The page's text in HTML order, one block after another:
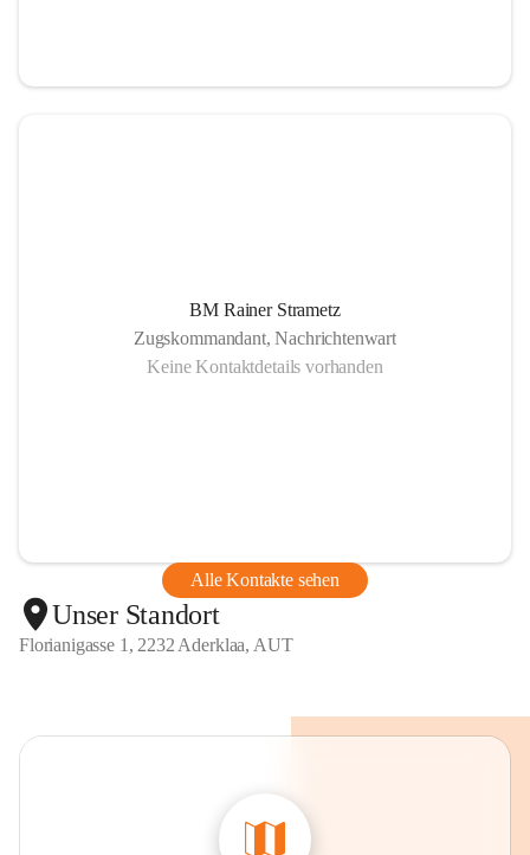
BM Rainer Strametz
Zugskommandant, Nachrichtenwart
Keine Kontaktdetails vorhanden
Alle Kontakte sehen
Unser Standort
Florianigasse 1, 2232 Aderklaa, AUT